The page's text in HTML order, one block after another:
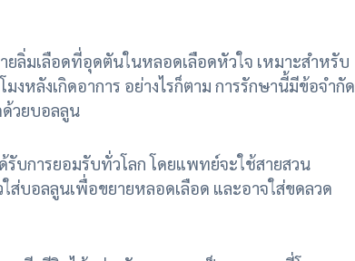
ลิ่มเลือดที่อุดตันในหลอดเลือดหัวใจ เหมาะสำหรับ
งหลังเกิดอาการ อย่างไรก็ตาม การรักษานี้มีข้อจำกัด
ด้วยบอลลูน
บการยอมรับทั่วโลก โดยแพทย์จะใช้สายสวน
บอลลูนเพื่อขยายหลอดเลือด และอาจใส่ขดลวด